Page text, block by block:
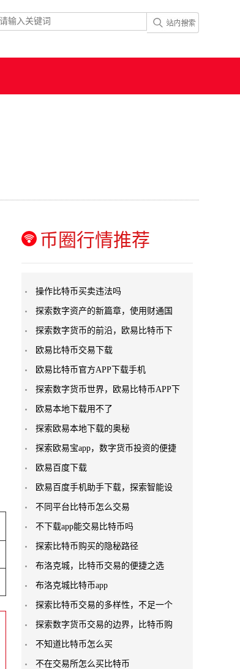
币圈行情推荐
操作比特币买卖违法吗
探索数字资产的新篇章，使用财通国
探索数字货币的前沿，欧易比特币下
欧易比特币交易下载
欧易比特币官方APP下载手机
探索数字货币世界，欧易比特币APP下
欧易本地下载用不了
探索欧易本地下载的奥秘
探索欧易宝app，数字货币投资的便捷
欧易百度下载
欧易百度手机助手下载，探索智能设
不同平台比特币怎么交易
不下载app能交易比特币吗
探索比特币购买的隐秘路径
布洛克城，比特币交易的便捷之选
布洛克城比特币app
探索比特币交易的多样性，不足一个
探索数字货币交易的边界，比特币购
不知道比特币怎么买
不在交易所怎么买比特币